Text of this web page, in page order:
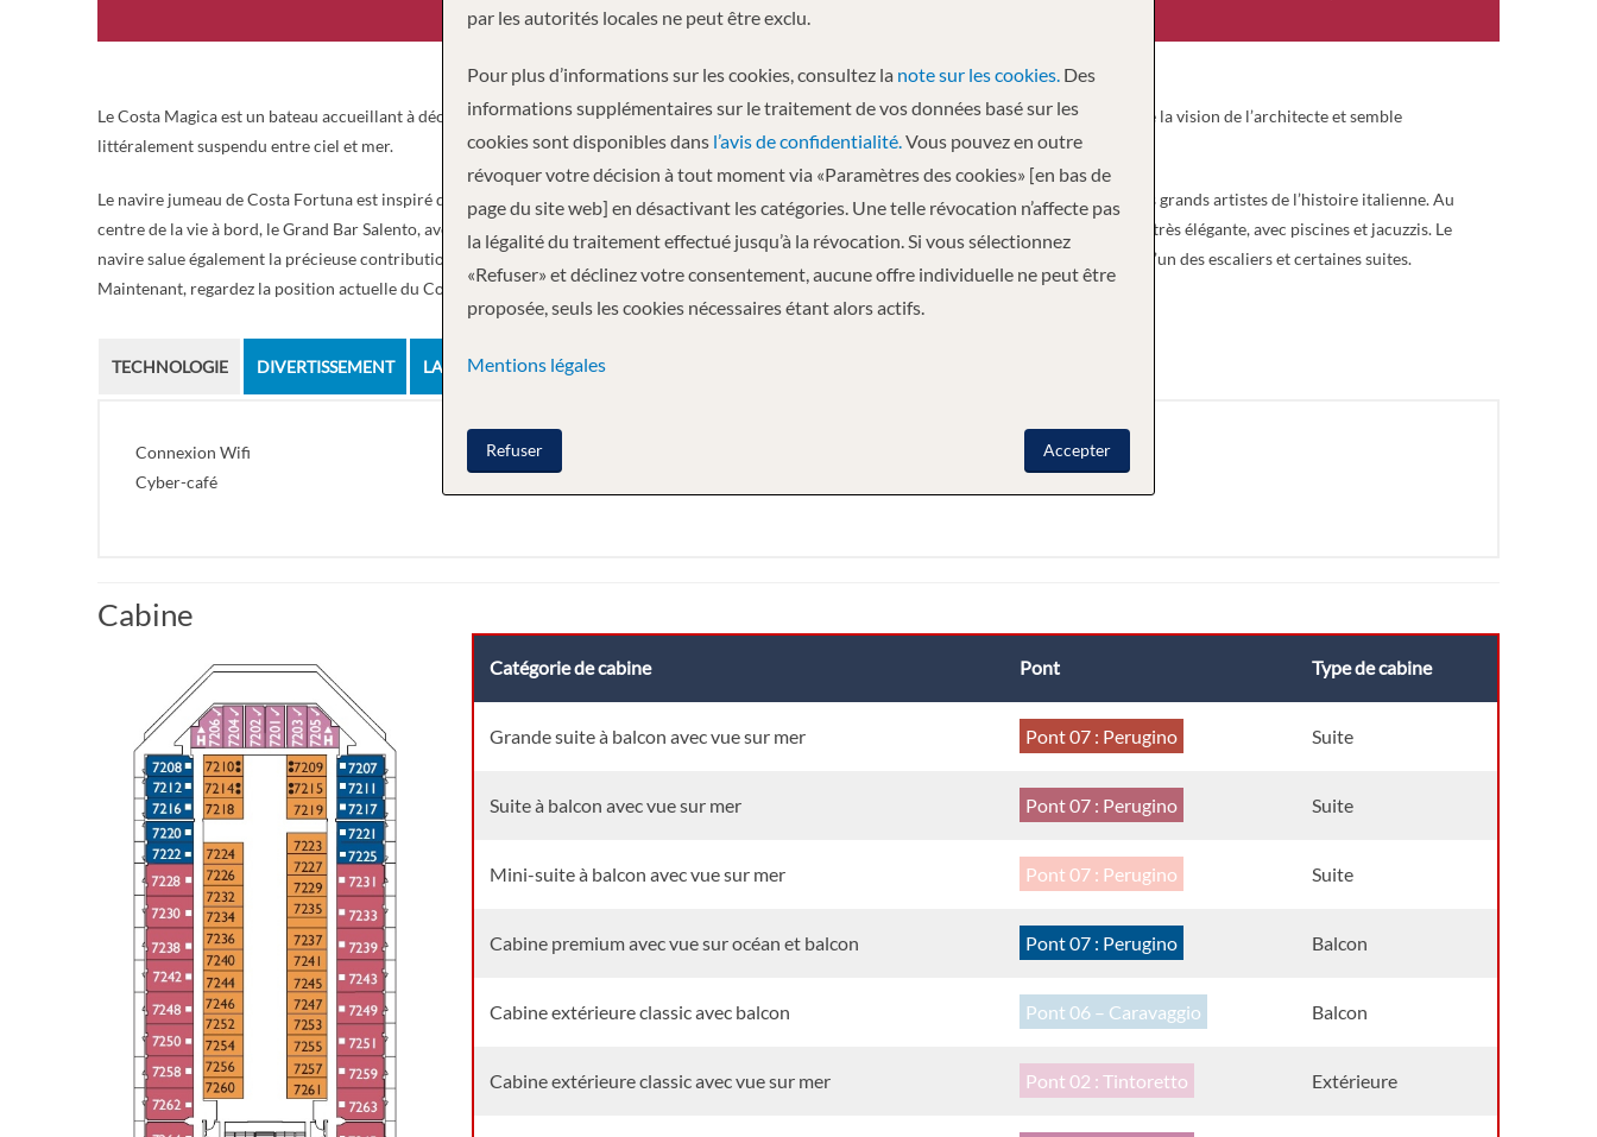
Le Costa Magica est un bateau accueillant à découvrir et à apprécier dans toutes ses nuances. Conçu par l’architecte américain Farcus, il exprime la vision de l’architecte et semble
littéralement suspendu entre ciel et mer.
Le navire jumeau de Costa Fortuna est inspiré de la beauté des lieux italiens, en particulier la côte, tandis que les ponts ont reçu les noms des plus grands artistes de l’histoire italienne. Au
centre de la vie à bord, le Grand Bar Salento, avec de grandes fenêtres de deux côtés, offrant une vue sur les ponts extérieurs. La plage arrière est très élégante, avec piscines et jacuzzis. Le
navire salue également la précieuse contribution de la Brera Academy, qui a réalisé une série d’œuvres d’art sur le thème de la magie pour orner l’un des escaliers et certaines suites.
Maintenant, regardez la position actuelle du Costa Magica.
TECHNOLOGIE DIVERTISSEMENT LA SANTÉ LOISIR LA RELAXATION
Connexion Wifi
Cyber-café
Cabine
Catégorie de cabine Pont Type de cabine
Grande suite à balcon avec vue sur mer Pont 07 : Perugino Suite
Suite à balcon avec vue sur mer Pont 07 : Perugino Suite
Mini-suite à balcon avec vue sur mer Pont 07 : Perugino Suite
Cabine premium avec vue sur océan et balcon Pont 07 : Perugino Balcon
Cabine extérieure classic avec balcon Pont 06 – Caravaggio Balcon
Cabine extérieure classic avec vue sur mer Pont 02 : Tintoretto Extérieure
par les autorités locales ne peut être exclu.
Pour plus d’informations sur les cookies, consultez la note sur les cookies. Des
informations supplémentaires sur le traitement de vos données basé sur les
cookies sont disponibles dans l’avis de confidentialité.Vous pouvez en outre
révoquer votre décision à tout moment via «Paramètres des cookies» [en bas de
page du site web] en désactivant les catégories. Une telle révocation n’affecte pas
la légalité du traitement effectué jusqu’à la révocation. Si vous sélectionnez
«Refuser» et déclinez votre consentement, aucune offre individuelle ne peut être
proposée, seuls les cookies nécessaires étant alors actifs.
Mentions légales
Accepter
Refuser